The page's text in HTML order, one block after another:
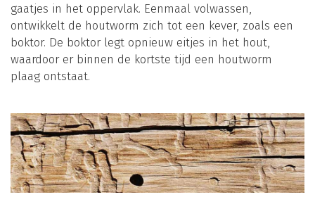
gaatjes in het oppervlak. Eenmaal volwassen,
ontwikkelt de houtworm zich tot een kever, zoals een
boktor. De boktor legt opnieuw eitjes in het hout,
waardoor er binnen de kortste tijd een houtworm
plaag ontstaat.